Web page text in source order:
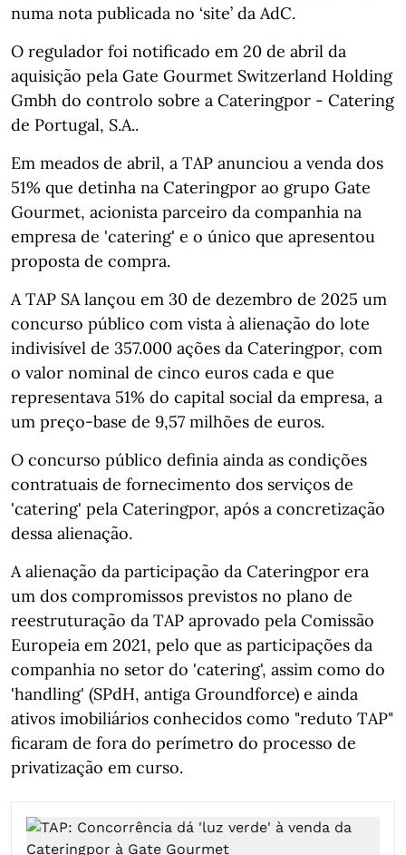
numa nota publicada no ‘site’ da AdC.
O regulador foi notificado em 20 de abril da
aquisição pela Gate Gourmet Switzerland Holding
Gmbh do controlo sobre a Cateringpor - Catering
de Portugal, S.A..
Em meados de abril, a TAP anunciou a venda dos
51% que detinha na Cateringpor ao grupo Gate
Gourmet, acionista parceiro da companhia na
empresa de 'catering' e o único que apresentou
proposta de compra.
A TAP SA lançou em 30 de dezembro de 2025 um
concurso público com vista à alienação do lote
indivisível de 357.000 ações da Cateringpor, com
o valor nominal de cinco euros cada e que
representava 51% do capital social da empresa, a
um preço-base de 9,57 milhões de euros.
O concurso público definia ainda as condições
contratuais de fornecimento dos serviços de
'catering' pela Cateringpor, após a concretização
dessa alienação.
A alienação da participação da Cateringpor era
um dos compromissos previstos no plano de
reestruturação da TAP aprovado pela Comissão
Europeia em 2021, pelo que as participações da
companhia no setor do 'catering', assim como do
'handling' (SPdH, antiga Groundforce) e ainda
ativos imobiliários conhecidos como "reduto TAP"
ficaram de fora do perímetro do processo de
privatização em curso.